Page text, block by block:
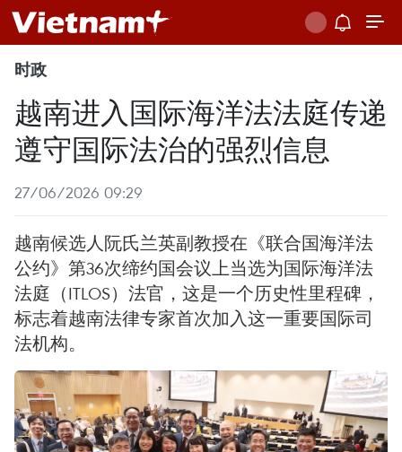
时政
越南进入国际海洋法法庭传递
遵守国际法治的强烈信息
27/06/2026 09:29
越南候选人阮氏兰英副教授在《联合国海洋法
公约》第36次缔约国会议上当选为国际海洋法
法庭（ITLOS）法官，这是一个历史性里程碑，
标志着越南法律专家首次加入这一重要国际司
法机构。